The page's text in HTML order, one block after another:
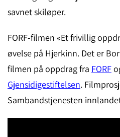
savnet skiløper.
FORF-filmen «Et frivillig
øvelse på Hjerkinn. Det er
filmen på oppdrag fra FORF
Gjensidigestiftelsen.
Sambandstjenesten